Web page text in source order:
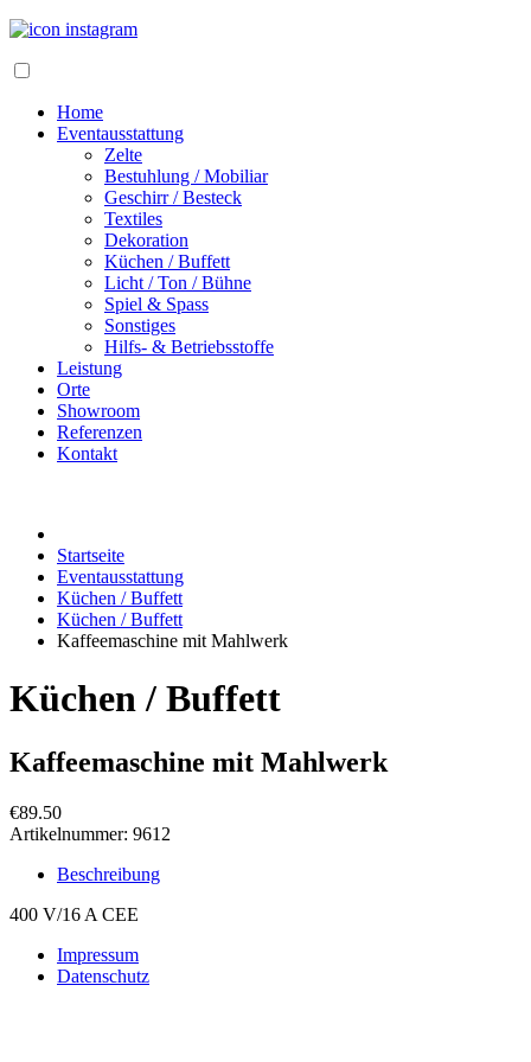
Home
Eventausstattung
Zelte
Bestuhlung / Mobiliar
Geschirr / Besteck
Textiles
Dekoration
Küchen / Buffett
Licht / Ton / Bühne
Spiel & Spass
Sonstiges
Hilfs- & Betriebsstoffe
Leistung
Orte
Showroom
Referenzen
Kontakt
Startseite
Eventausstattung
Küchen / Buffett
Küchen / Buffett
Kaffeemaschine mit Mahlwerk
Küchen / Buffett
Kaffeemaschine mit Mahlwerk
€89.50
Artikelnummer: 9612
Beschreibung
400 V/16 A CEE
Impressum
Datenschutz